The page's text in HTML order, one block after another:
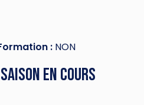
: NON
en cours